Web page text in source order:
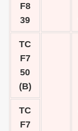
F8
39
TC
F7
50
(B)
TC
F7